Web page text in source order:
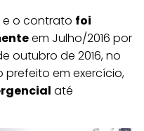
o contrato foi
em Julho/2016 por
outubro de 2016, no
em exercício,
até